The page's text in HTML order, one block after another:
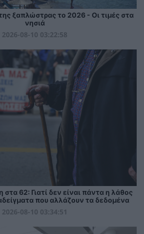
ξαπλώστρας το 2026 - Οι τιμές στα
νησιά
2026-08-10 03:22:58
62: Γιατί δεν είναι πάντα η λάθος
που αλλάζουν τα δεδομένα
2026-08-10 03:34:51